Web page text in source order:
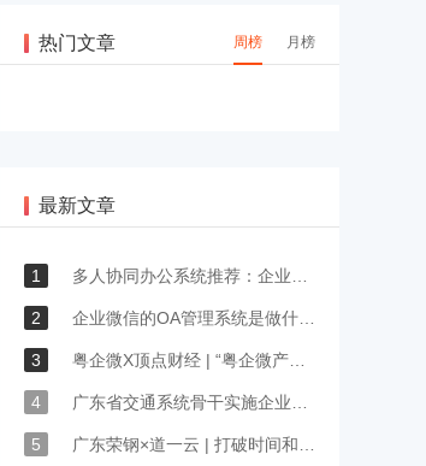
热门文章 周榜 月榜
最新文章
1 多人协同办公系统推荐：企业微信和钉钉该怎么选？
2 企业微信的OA管理系统是做什么的？
3 粤企微X顶点财经 | “粤企微产品功能全，比传统软件更灵活更好用”
4 广东省交通系统骨干实施企业晶通集团选择道一云
5 广东荣钢×道一云 | 打破时间和空间的束缚，助力传统制造业实现移动办公